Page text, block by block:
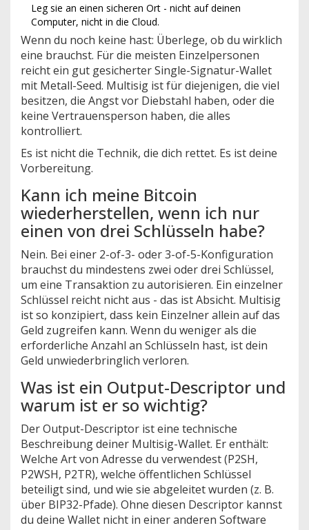
Leg sie an einen sicheren Ort - nicht auf deinen
Computer, nicht in die Cloud.
Wenn du noch keine hast: Überlege, ob du wirklich
eine brauchst. Für die meisten Einzelpersonen
reicht ein gut gesicherter Single-Signatur-Wallet
mit Metall-Seed. Multisig ist für diejenigen, die viel
besitzen, die Angst vor Diebstahl haben, oder die
keine Vertrauensperson haben, die alles
kontrolliert.
Es ist nicht die Technik, die dich rettet. Es ist deine
Vorbereitung.
Kann ich meine Bitcoin
wiederherstellen, wenn ich nur
einen von drei Schlüsseln habe?
Nein. Bei einer 2-of-3- oder 3-of-5-Konfiguration
brauchst du mindestens zwei oder drei Schlüssel,
um eine Transaktion zu autorisieren. Ein einzelner
Schlüssel reicht nicht aus - das ist Absicht. Multisig
ist so konzipiert, dass kein Einzelner allein auf das
Geld zugreifen kann. Wenn du weniger als die
erforderliche Anzahl an Schlüsseln hast, ist dein
Geld unwiederbringlich verloren.
Was ist ein Output-Descriptor und
warum ist er so wichtig?
Der Output-Descriptor ist eine technische
Beschreibung deiner Multisig-Wallet. Er enthält:
Welche Art von Adresse du verwendest (P2SH,
P2WSH, P2TR), welche öffentlichen Schlüssel
beteiligt sind, und wie sie abgeleitet wurden (z. B.
über BIP32-Pfade). Ohne diesen Descriptor kannst
du deine Wallet nicht in einer anderen Software